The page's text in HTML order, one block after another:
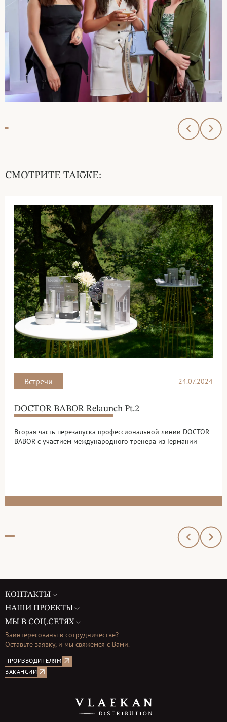
СМОТРИТЕ ТАКЖЕ:
Встречи 24.07.2024
DOCTOR BABOR Relaunch Pt.2
Вторая часть перезапуска профессиональной линии DOCTOR
BABOR с участием международного тренера из Германии
Заинтересованы в сотрудничестве?
Оставьте заявку, и мы свяжемся с Вами.
ПРОИЗВОДИТЕЛЯМ
ВАКАНСИИ
КОНТАКТЫ
НАШИ ПРОЕКТЫ
МЫ В СОЦ.СЕТЯХ